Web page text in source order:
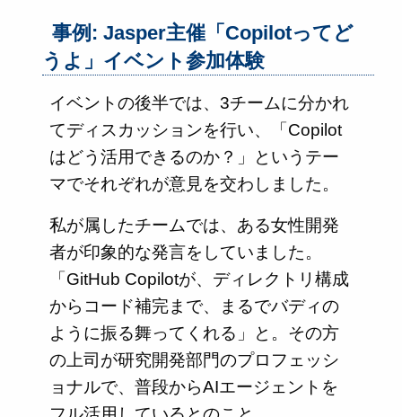
事例: Jasper主催「Copilotってど
うよ」イベント参加体験
イベントの後半では、3チームに分かれ
てディスカッションを行い、「Copilot
はどう活用できるのか？」というテー
マでそれぞれが意見を交わしました。
私が属したチームでは、ある女性開発
者が印象的な発言をしていました。
「GitHub Copilotが、ディレクトリ構成
からコード補完まで、まるでバディの
ように振る舞ってくれる」と。その方
の上司が研究開発部門のプロフェッシ
ョナルで、普段からAIエージェントを